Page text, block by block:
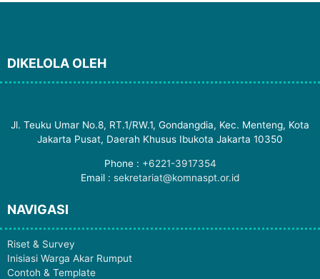
DIKELOLA OLEH
Jl. Teuku Umar No.8, RT.1/RW.1, Gondangdia, Kec. Menteng, Kota
Jakarta Pusat, Daerah Khusus Ibukota Jakarta 10350
Phone : +6221-3917354
Email : sekretariat@komnaspt.or.id
NAVIGASI
Riset & Survey
Inisiasi Warga Akar Rumput
Contoh & Template